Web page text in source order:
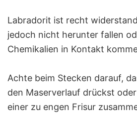
Labradorit ist recht
jedoch nicht herunter fallen
Chemikalien in Kontakt
Achte beim Stecken darauf,
den Maserverlauf drückst
einer zu engen Frisur